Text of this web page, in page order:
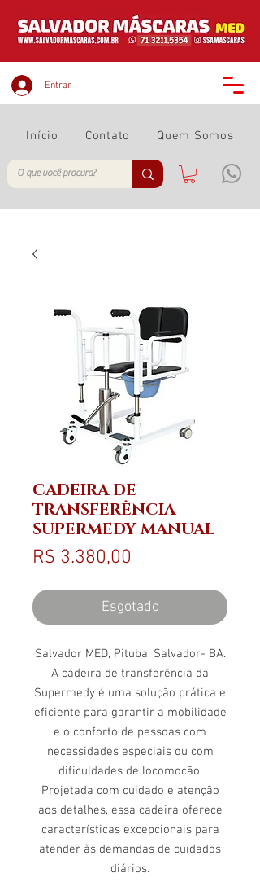
Início Contato Quem Somos
Entrar
CADEIRA DE
TRANSFERÊNCIA
SUPERMEDY MANUAL
R$ 3.380,00
Esgotado
Salvador MED, Pituba, Salvador- BA.
A cadeira de transferência da
Supermedy é uma solução prática e
eficiente para garantir a mobilidade
e o conforto de pessoas com
necessidades especiais ou com
dificuldades de locomoção.
Projetada com cuidado e atenção
aos detalhes, essa cadeira oferece
características excepcionais para
atender às demandas de cuidados
diários.